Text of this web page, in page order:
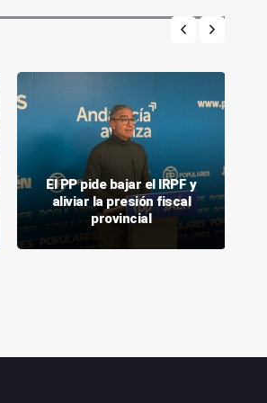
El PP pide bajar el IRPF y
aliviar la presión fiscal
provincial